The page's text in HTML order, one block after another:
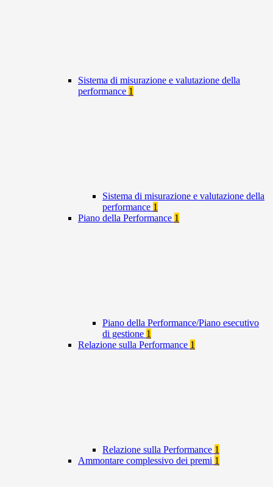
Sistema di misurazione e valutazione della
performance 1
Sistema di misurazione e valutazione della
performance 1
Piano della Performance 1
Piano della Performance/Piano esecutivo
di gestione 1
Relazione sulla Performance 1
Relazione sulla Performance 1
Ammontare complessivo dei premi 1